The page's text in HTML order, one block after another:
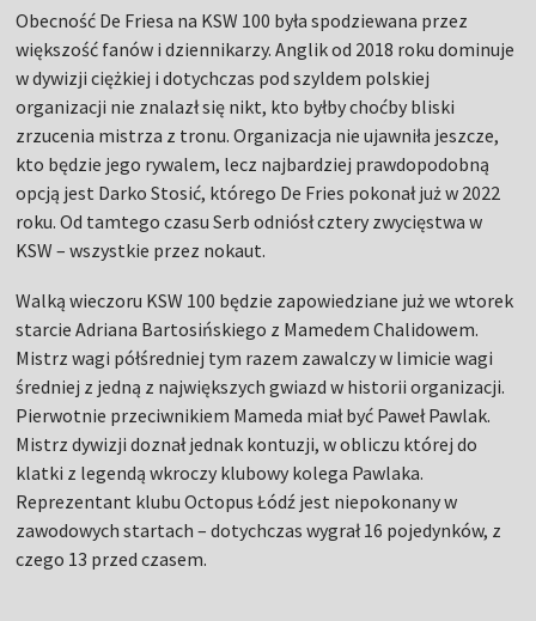
Obecność De Friesa na KSW 100 była spodziewana przez
większość fanów i dziennikarzy. Anglik od 2018 roku dominuje
w dywizji ciężkiej i dotychczas pod szyldem polskiej
organizacji nie znalazł się nikt, kto byłby choćby bliski
zrzucenia mistrza z tronu. Organizacja nie ujawniła jeszcze,
kto będzie jego rywalem, lecz najbardziej prawdopodobną
opcją jest Darko Stosić, którego De Fries pokonał już w 2022
roku. Od tamtego czasu Serb odniósł cztery zwycięstwa w
KSW – wszystkie przez nokaut.
Walką wieczoru KSW 100 będzie zapowiedziane już we wtorek
starcie Adriana Bartosińskiego z Mamedem Chalidowem.
Mistrz wagi półśredniej tym razem zawalczy w limicie wagi
średniej z jedną z największych gwiazd w historii organizacji.
Pierwotnie przeciwnikiem Mameda miał być Paweł Pawlak.
Mistrz dywizji doznał jednak kontuzji, w obliczu której do
klatki z legendą wkroczy klubowy kolega Pawlaka.
Reprezentant klubu Octopus Łódź jest niepokonany w
zawodowych startach – dotychczas wygrał 16 pojedynków, z
czego 13 przed czasem.